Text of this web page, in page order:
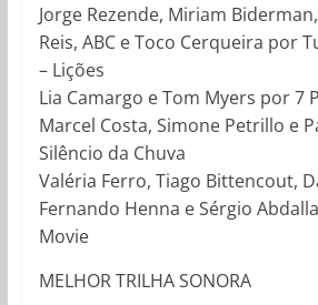
Jorge Rezende, Miriam
Reis, ABC e Toco Cerqueira por
– Lições
Lia Camargo e Tom Myers por 7
Marcel Costa, Simone Petrillo e
Silêncio da Chuva
Valéria Ferro, Tiago Bittencout,
Fernando Henna e Sérgio
Movie
MELHOR TRILHA SONORA